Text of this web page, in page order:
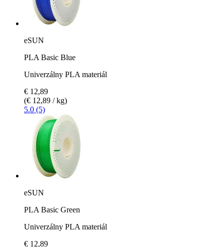
eSUN
PLA Basic Blue
Univerzálny PLA materiál
€ 12,89
(€ 12,89 / kg)
5.0 (5)
eSUN
PLA Basic Green
Univerzálny PLA materiál
€ 12,89